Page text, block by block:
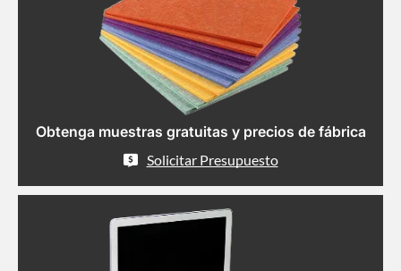
Obtenga muestras gratuitas y precios de fábrica
Solicitar Presupuesto